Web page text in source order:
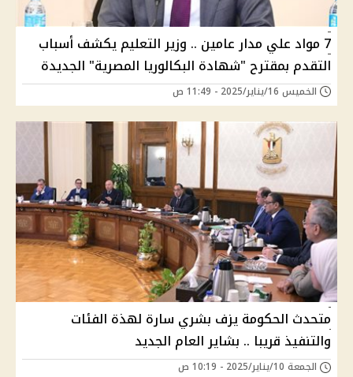
7 مواد علي مدار عامين .. وزير التعليم يكشف أسباب
التقدم بمقترح "شهادة البكالوريا المصرية" الجديدة
الخميس 16/يناير/2025 - 11:49 ص
متحدث الحكومة يزف بشري سارة لهذة الفئات
والتنفيذ قريبا .. بشاير العام الجديد
الجمعة 10/يناير/2025 - 10:19 ص